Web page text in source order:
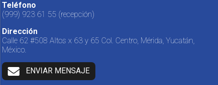
Teléfono
(999) 923 61 55 (recepción)
Dirección
Calle 62 #508 Altos x 63 y 65 Col. Centro, Mérida, Yucatán,
México.
ENVIAR MENSAJE